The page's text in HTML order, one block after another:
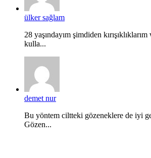
ülker sağlam
28 yaşındayım şimdiden
kulla...
demet nur
Bu yöntem ciltteki gözeneklere de iyi
Gözen...